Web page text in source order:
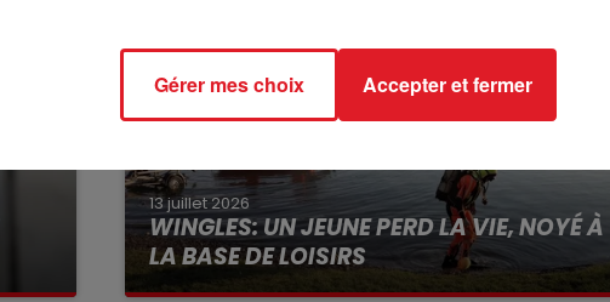
13 juillet 2026
WINGLES: UN JEUNE PERD LA VIE, NOYÉ À
LA BASE DE LOISIRS
La victime a coulé à pic
Gérer mes choix Accepter et fermer